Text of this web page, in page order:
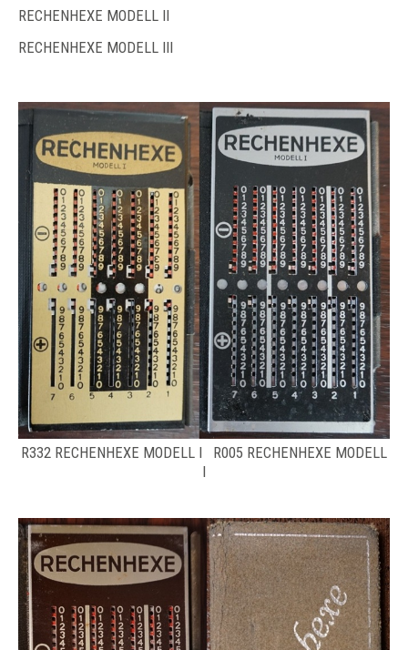
RECHENHEXE MODELL II
RECHENHEXE MODELL III
R332 RECHENHEXE MODELL I R005 RECHENHEXE MODELL
I